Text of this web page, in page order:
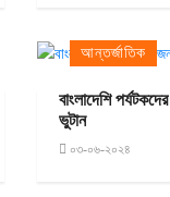
আন্তর্জাতিক
বাংলাদে‌শি
ভুটান
০৩-০৬-২০২৪